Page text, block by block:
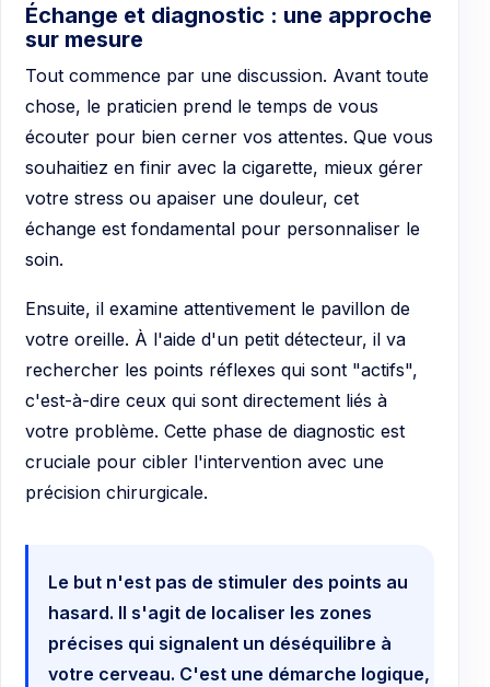
Échange et diagnostic : une approche
sur mesure
Tout commence par une discussion. Avant toute
chose, le praticien prend le temps de vous
écouter pour bien cerner vos attentes. Que vous
souhaitiez en finir avec la cigarette, mieux gérer
votre stress ou apaiser une douleur, cet
échange est fondamental pour personnaliser le
soin.
Ensuite, il examine attentivement le pavillon de
votre oreille. À l'aide d'un petit détecteur, il va
rechercher les points réflexes qui sont "actifs",
c'est-à-dire ceux qui sont directement liés à
votre problème. Cette phase de diagnostic est
cruciale pour cibler l'intervention avec une
précision chirurgicale.
Le but n'est pas de stimuler des points au
hasard. Il s'agit de localiser les zones
précises qui signalent un déséquilibre à
votre cerveau. C'est une démarche logique,